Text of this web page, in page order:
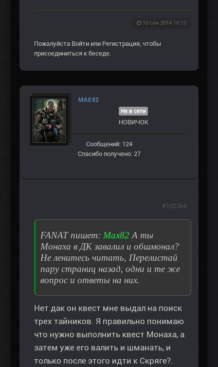
10 сен 2014 10:13
Пожалуйста Войти или Регистрация, чтобы
присоединиться к беседе.
MAX82
Не в сети
НОВИЧОК
Сообщений: 124
Спасибо получено: 27
FANAT пишет: Max82 А ты
Монаха в ДК завалил и обшмонал?
Не ленитесь читать, Перелистай
пару страниц назад, одни и те же
вопрос и ответы на них.
Нет дак он квест мне выдал на поиск
трех тайников. Я правильно понимаю
что нужно выполнить квест Монаха, а
затем уже его валить и шманать, и
только после этого идти к Скряге?.
#102354